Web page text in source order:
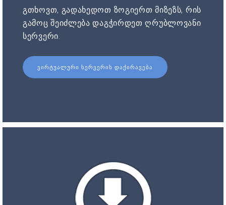
გთხოვთ, გადახედოთ ზოგიერთ მიზეზს, რის
გამოც შეიძლება დაგჭირდეთ ღრუბლოვანი
სერვერი.
ᲕᲘᲠᲢᲣᲐᲚᲣᲠᲘ ᲡᲔᲠᲕᲔᲠᲘᲡ ᲓᲐᲥᲘᲠᲐᲕᲔᲑᲐ